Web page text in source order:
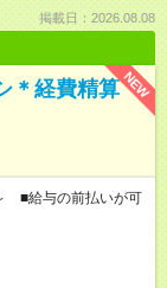
掲載日：2026.08.08
NEW
＊経費精算
■給与の前払いが可